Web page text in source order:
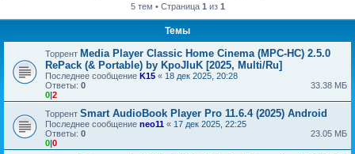
5 тем • Страница 1 из 1
Темы
Торрент Media Player Classic Home Cinema (MPC-HC) 2.5.0
RePack (& Portable) by KpoJIuK [2025, Multi/Ru]
Последнее сообщение K15 « 18 дек 2025, 20:28
Ответы: 0
0|2
33.38 МБ
Торрент Smart AudioBook Player Pro 11.6.4 (2025) Android
Последнее сообщение neo11 « 17 дек 2025, 22:25
Ответы: 0
0|0
23.05 МБ